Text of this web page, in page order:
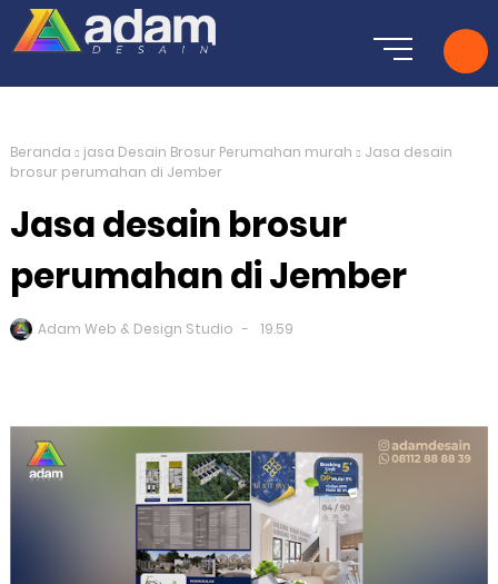
Beranda jasa Desain Brosur Perumahan murah
Jasa desain
brosur perumahan di Jember
Jasa desain brosur
perumahan di Jember
Adam Web & Design Studio 19.59